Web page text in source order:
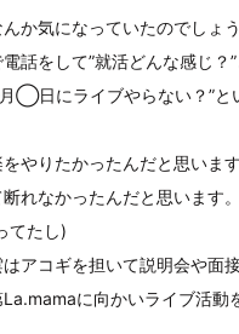
んか気になっていたのでしょ
話をして”就活どんな感じ？
◯日にライブやらない？”と
やりたかったんだと思いま
れなかったんだと思います。
てたし)
アコギを担いて説明会や面
に向かいライブ活動